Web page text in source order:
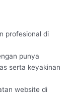
profesional di
punya
serta keyakinan
website di